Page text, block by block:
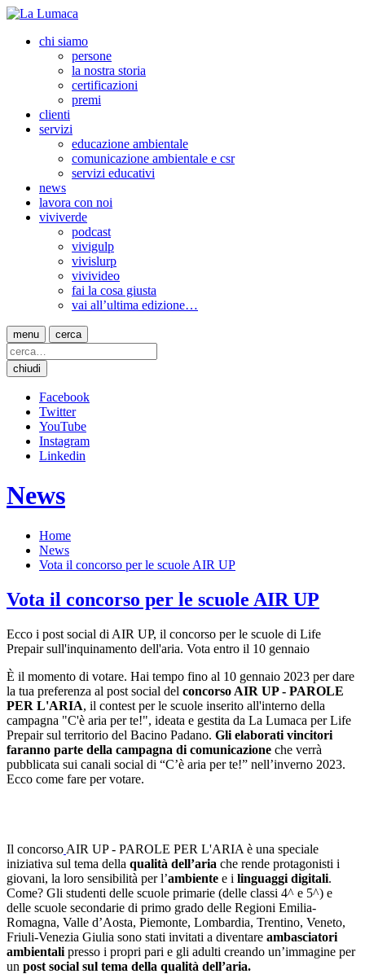
chi siamo
persone
la nostra storia
certificazioni
premi
clienti
servizi
educazione ambientale
comunicazione ambientale e csr
servizi educativi
news
lavora con noi
viviverde
podcast
vivigulp
vivislurp
vivivideo
fai la cosa giusta
vai all’ultima edizione…
menu cerca
chiudi
Facebook
Twitter
YouTube
Instagram
Linkedin
News
Home
News
Vota il concorso per le scuole AIR UP
Vota il concorso per le scuole AIR UP
Ecco i post social di AIR UP, il concorso per le scuole di Life
Prepair sull'inquinamento dell'aria. Vota entro il 10 gennaio
È il momento di votare. Hai tempo fino al 10 gennaio 2023 per dare
la tua preferenza al post social del concorso AIR UP - PAROLE
PER L'ARIA, il contest per le scuole inserito all'interno della
campagna "C'è aria per te!", ideata e gestita da La Lumaca per Life
Prepair sul territorio del Bacino Padano. Gli elaborati vincitori
faranno parte della campagna di comunicazione che verrà
pubblicata sui canali social di “C’è aria per te!” nell’inverno 2023.
Ecco come fare per votare.
Il concorso AIR UP - PAROLE PER L'ARIA è una speciale
iniziativa sul tema della qualità dell’aria che rende protagonisti i
giovani, la loro sensibilità per l’ambiente e i linguaggi digitali.
Come? Gli studenti delle scuole primarie (delle classi 4^ e 5^) e
delle scuole secondarie di primo grado delle Regioni Emilia-
Romagna, Valle d’Aosta, Piemonte, Lombardia, Trentino, Veneto,
Friuli-Venezia Giulia sono stati invitati a diventare ambasciatori
ambientali presso i propri pari e gli adulti creando un’immagine per
un post social sul tema della qualità dell’aria.